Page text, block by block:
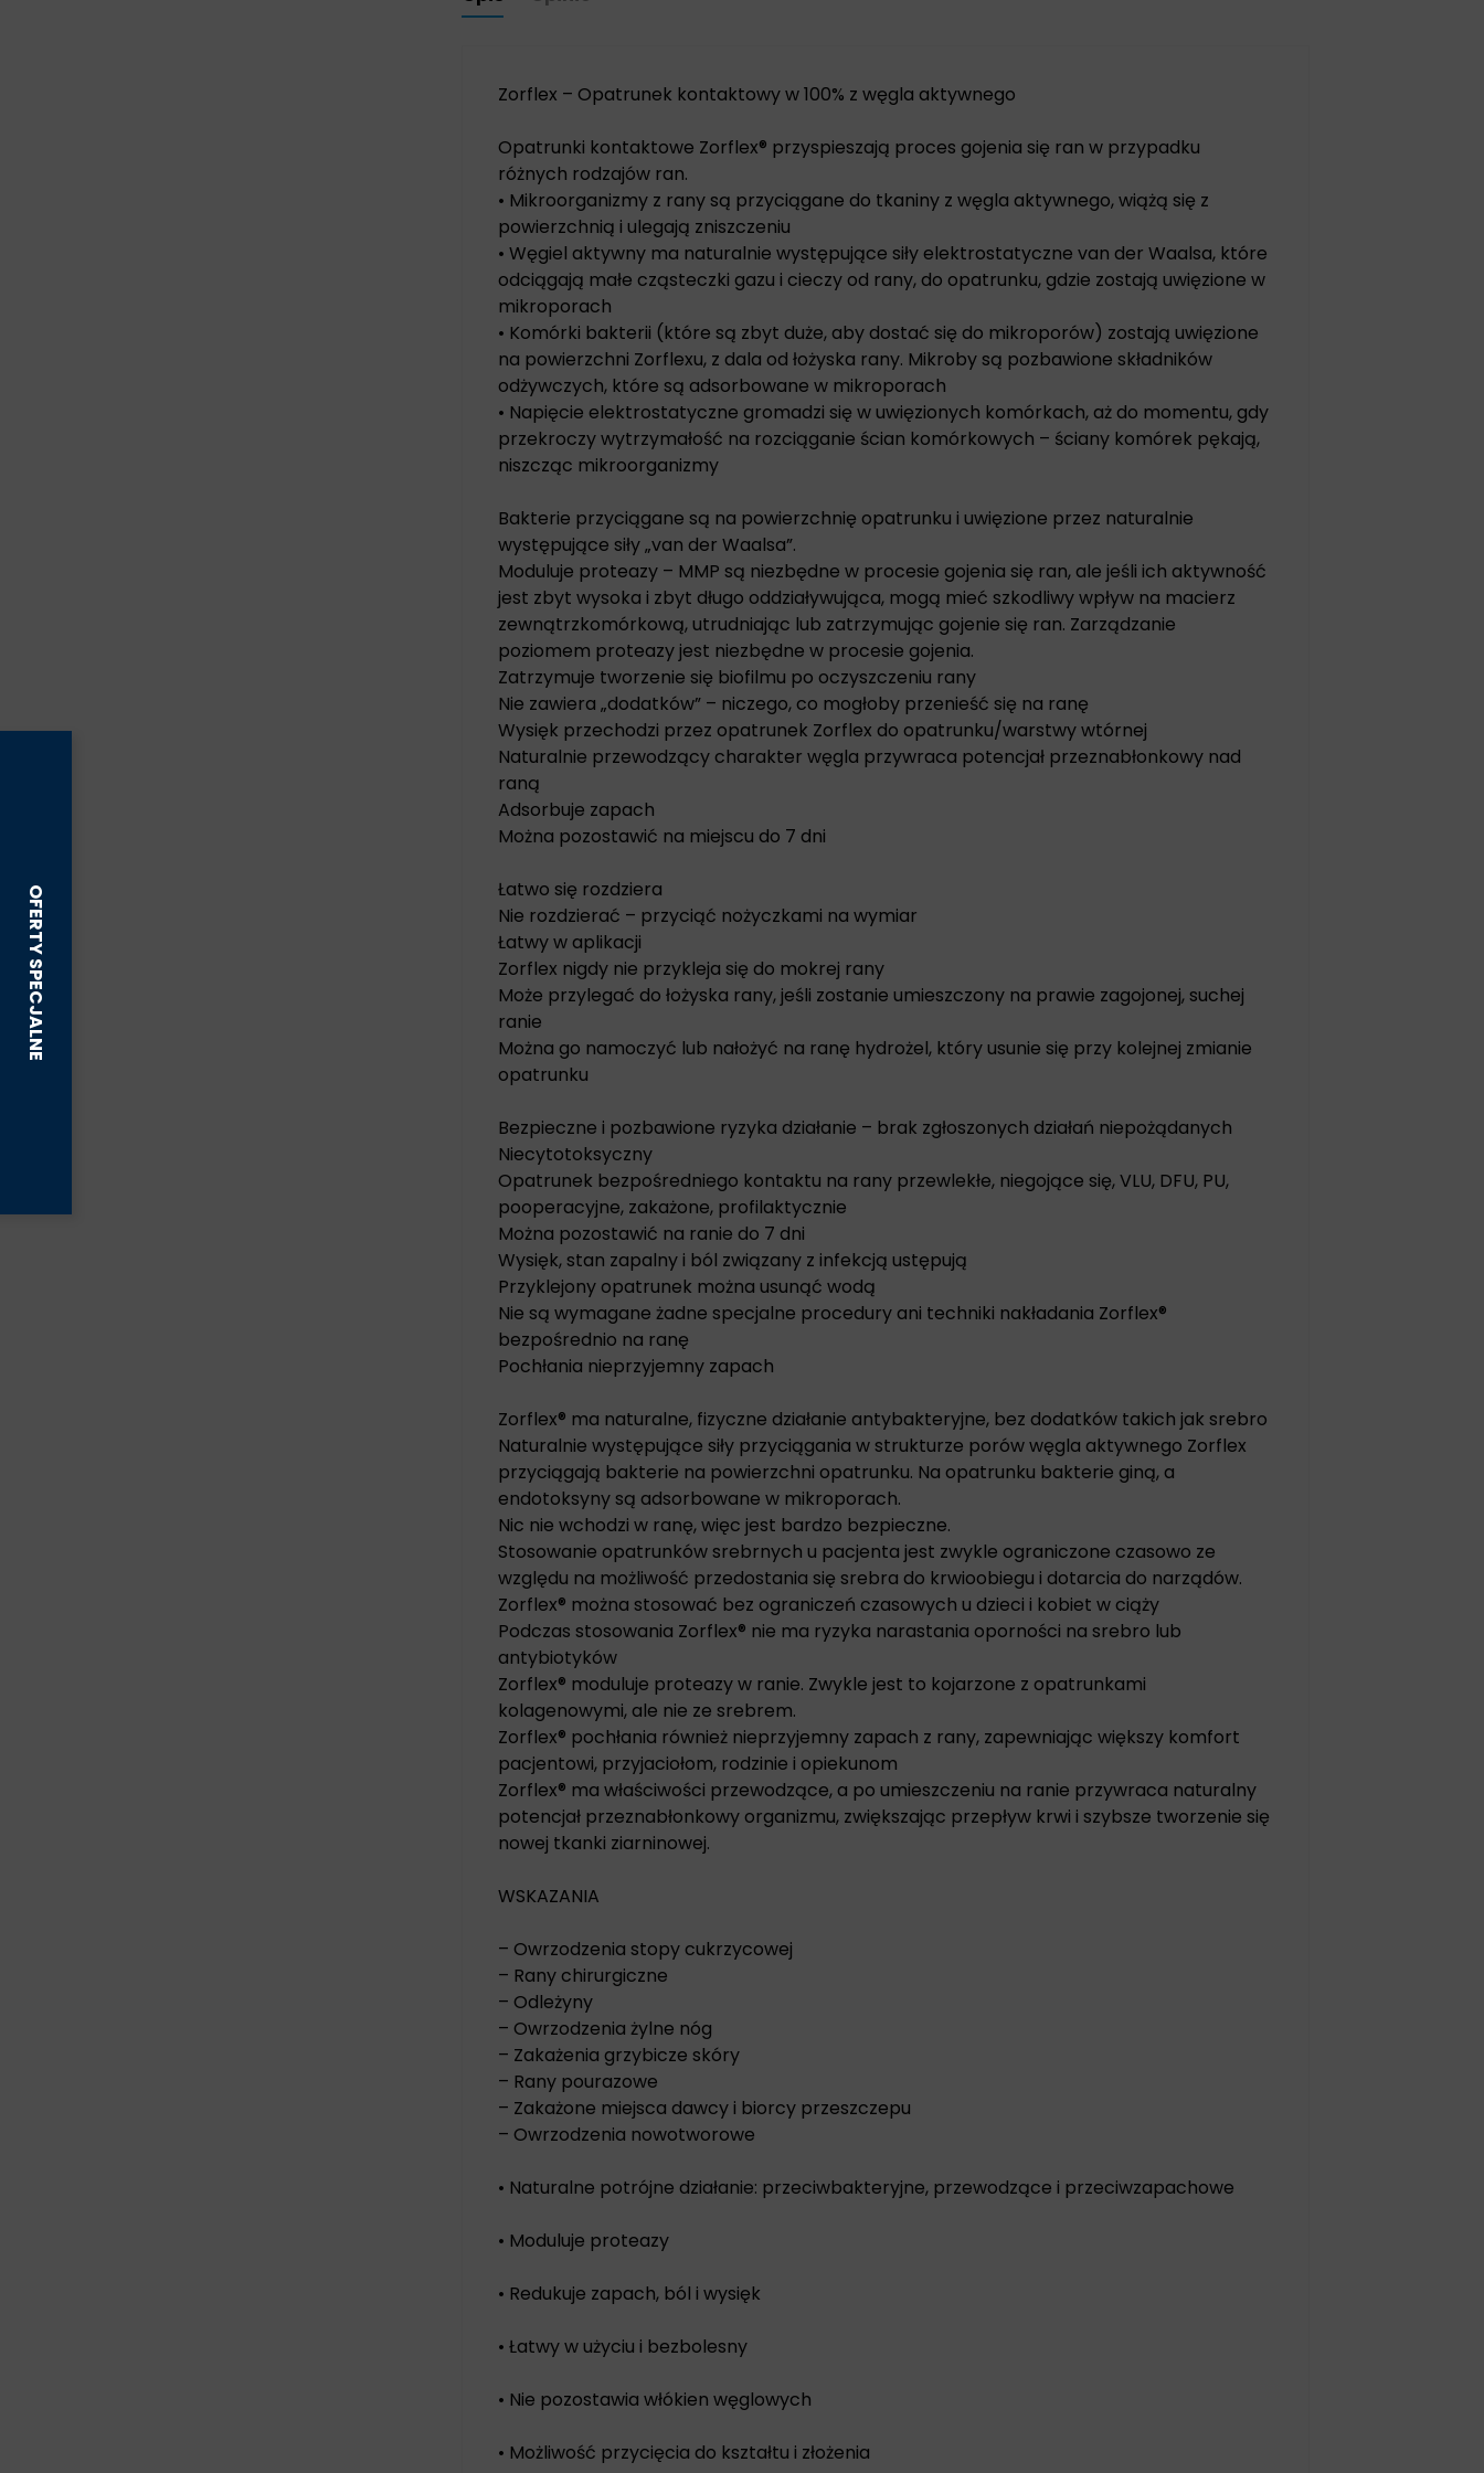
Zorflex – Opatrunek kontaktowy w 100% z węgla aktywnego
Opatrunki kontaktowe Zorflex® przyspieszają proces gojenia się ran w przypadku
różnych rodzajów ran.
• Mikroorganizmy z rany są przyciągane do tkaniny z węgla aktywnego, wiążą się z
powierzchnią i ulegają zniszczeniu
• Węgiel aktywny ma naturalnie występujące siły elektrostatyczne van der Waalsa, które
odciągają małe cząsteczki gazu i cieczy od rany, do opatrunku, gdzie zostają uwięzione w
mikroporach
• Komórki bakterii (które są zbyt duże, aby dostać się do mikroporów) zostają uwięzione
na powierzchni Zorflexu, z dala od łożyska rany. Mikroby są pozbawione składników
odżywczych, które są adsorbowane w mikroporach
• Napięcie elektrostatyczne gromadzi się w uwięzionych komórkach, aż do momentu, gdy
przekroczy wytrzymałość na rozciąganie ścian komórkowych – ściany komórek pękają,
niszcząc mikroorganizmy
Bakterie przyciągane są na powierzchnię opatrunku i uwięzione przez naturalnie
występujące siły „van der Waalsa”.
Moduluje proteazy – MMP są niezbędne w procesie gojenia się ran, ale jeśli ich aktywność
jest zbyt wysoka i zbyt długo oddziaływująca, mogą mieć szkodliwy wpływ na macierz
zewnątrzkomórkową, utrudniając lub zatrzymując gojenie się ran. Zarządzanie
poziomem proteazy jest niezbędne w procesie gojenia.
Zatrzymuje tworzenie się biofilmu po oczyszczeniu rany
Nie zawiera „dodatków” – niczego, co mogłoby przenieść się na ranę
Wysięk przechodzi przez opatrunek Zorflex do opatrunku/warstwy wtórnej
Naturalnie przewodzący charakter węgla przywraca potencjał przeznabłonkowy nad
raną
Adsorbuje zapach
Można pozostawić na miejscu do 7 dni
Łatwo się rozdziera
Nie rozdzierać – przyciąć nożyczkami na wymiar
Łatwy w aplikacji
Zorflex nigdy nie przykleja się do mokrej rany
Może przylegać do łożyska rany, jeśli zostanie umieszczony na prawie zagojonej, suchej
ranie
Można go namoczyć lub nałożyć na ranę hydrożel, który usunie się przy kolejnej zmianie
opatrunku
Bezpieczne i pozbawione ryzyka działanie – brak zgłoszonych działań niepożądanych
Niecytotoksyczny
Opatrunek bezpośredniego kontaktu na rany przewlekłe, niegojące się, VLU, DFU, PU, ​​
pooperacyjne, zakażone, profilaktycznie
Można pozostawić na ranie do 7 dni
Wysięk, stan zapalny i ból związany z infekcją ustępują
Przyklejony opatrunek można usunąć wodą
Nie są wymagane żadne specjalne procedury ani techniki nakładania Zorflex®
bezpośrednio na ranę
Pochłania nieprzyjemny zapach
Zorflex® ma naturalne, fizyczne działanie antybakteryjne, bez dodatków takich jak srebro
Naturalnie występujące siły przyciągania w strukturze porów węgla aktywnego Zorflex
przyciągają bakterie na powierzchni opatrunku. Na opatrunku bakterie giną, a
endotoksyny są adsorbowane w mikroporach.
Nic nie wchodzi w ranę, więc jest bardzo bezpieczne.
Stosowanie opatrunków srebrnych u pacjenta jest zwykle ograniczone czasowo ze
względu na możliwość przedostania się srebra do krwioobiegu i dotarcia do narządów.
Zorflex® można stosować bez ograniczeń czasowych u dzieci i kobiet w ciąży
Podczas stosowania Zorflex® nie ma ryzyka narastania oporności na srebro lub
antybiotyków
Zorflex® moduluje proteazy w ranie. Zwykle jest to kojarzone z opatrunkami
kolagenowymi, ale nie ze srebrem.
Zorflex® pochłania również nieprzyjemny zapach z rany, zapewniając większy komfort
pacjentowi, przyjaciołom, rodzinie i opiekunom
Zorflex® ma właściwości przewodzące, a po umieszczeniu na ranie przywraca naturalny
potencjał przeznabłonkowy organizmu, zwiększając przepływ krwi i szybsze tworzenie się
nowej tkanki ziarninowej.
WSKAZANIA
– Owrzodzenia stopy cukrzycowej
– Rany chirurgiczne
– Odleżyny
– Owrzodzenia żylne nóg
– Zakażenia grzybicze skóry
– Rany pourazowe
– Zakażone miejsca dawcy i biorcy przeszczepu
– Owrzodzenia nowotworowe
• Naturalne potrójne działanie: przeciwbakteryjne, przewodzące i przeciwzapachowe
• Moduluje proteazy
• Redukuje zapach, ból i wysięk
• Łatwy w użyciu i bezbolesny
• Nie pozostawia włókien węglowych
• Możliwość przycięcia do kształtu i złożenia